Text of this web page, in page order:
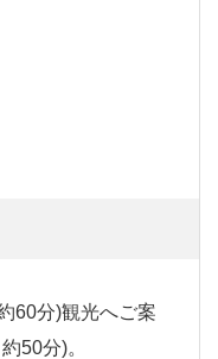
60分)観光へご案
50分)。